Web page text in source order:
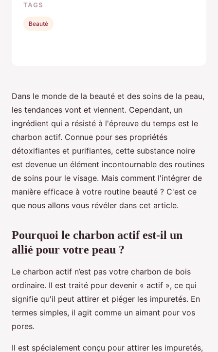
Dans le monde de la beauté et des soins de la peau,
les tendances vont et viennent. Cependant, un
ingrédient qui a résisté à l'épreuve du temps est le
charbon actif. Connue pour ses propriétés
détoxifiantes et purifiantes, cette substance noire
est devenue un élément incontournable des routines
de soins pour le visage. Mais comment l'intégrer de
manière efficace à votre routine beauté ? C'est ce
que nous allons vous révéler dans cet article.
Pourquoi le charbon actif est-il un
allié pour votre peau ?
Le charbon actif n’est pas votre charbon de bois
ordinaire. Il est traité pour devenir « actif », ce qui
signifie qu'il peut attirer et piéger les impuretés. En
termes simples, il agit comme un aimant pour vos
pores.
Il est spécialement conçu pour attirer les impuretés,
TAGS
Beauté